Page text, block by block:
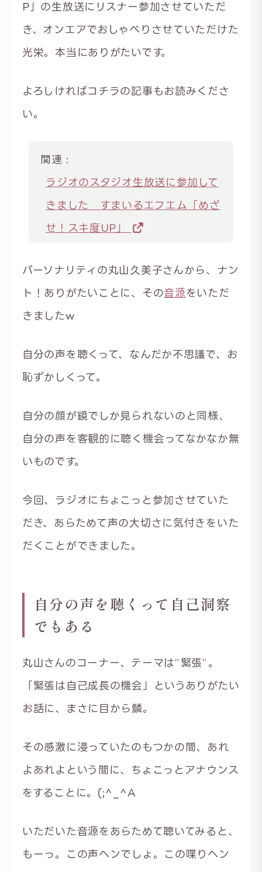
P」の生放送にリスナー参加させていただ
き、オンエアでおしゃべりさせていただけた
光栄。本当にありがたいです。
よろしければコチラの記事もお読みくださ
い。
関連 :
ラジオのスタジオ生放送に参加して
きました すまいるエフエム「めざ
せ！スキ度UP」
パーソナリティの丸山久美子さんから、ナン
ト！ありがたいことに、その音源をいただ
きましたw
自分の声を聴くって、なんだか不思議で、お
恥ずかしくって。
自分の顔が鏡でしか見られないのと同様、
自分の声を客観的に聴く機会ってなかなか無
いものです。
今回、ラジオにちょこっと参加させていた
だき、あらためて声の大切さに気付きをいた
だくことができました。
自分の声を聴くって自己洞察
でもある
丸山さんのコーナー、テーマは”緊張”。
「緊張は自己成長の機会」というありがたい
お話に、まさに目から鱗。
その感激に浸っていたのもつかの間、あれ
よあれよという間に、ちょこっとアナウンス
をすることに。(;^_^A
いただいた音源をあらためて聴いてみると、
もーっ。この声ヘンでしょ。この喋りヘン